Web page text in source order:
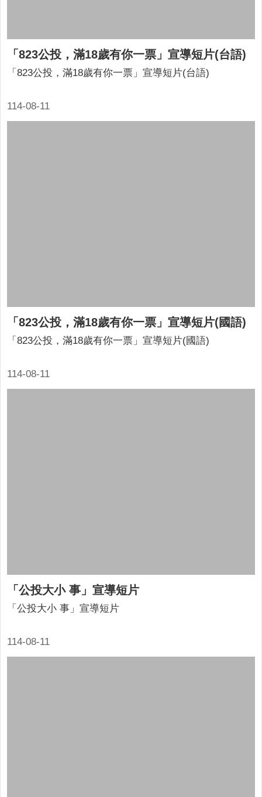
「823公投，滿18歲有你一票」宣導短片(台語)
114-08-11
「823公投，滿18歲有你一票」宣導短片(台語)
「823公投，滿18歲有你一票」宣導短片(國語)
114-08-11
「823公投，滿18歲有你一票」宣導短片(國語)
「公投大小 事」宣導短片
114-08-11
「公投大小 事」宣導短片